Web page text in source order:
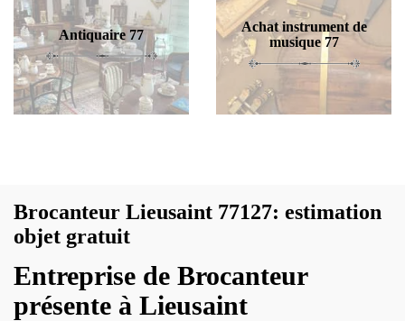
Antiquaire 77
Achat instrument de
musique 77
Brocanteur Lieusaint 77127: estimation
objet gratuit
Entreprise de Brocanteur
présente à Lieusaint